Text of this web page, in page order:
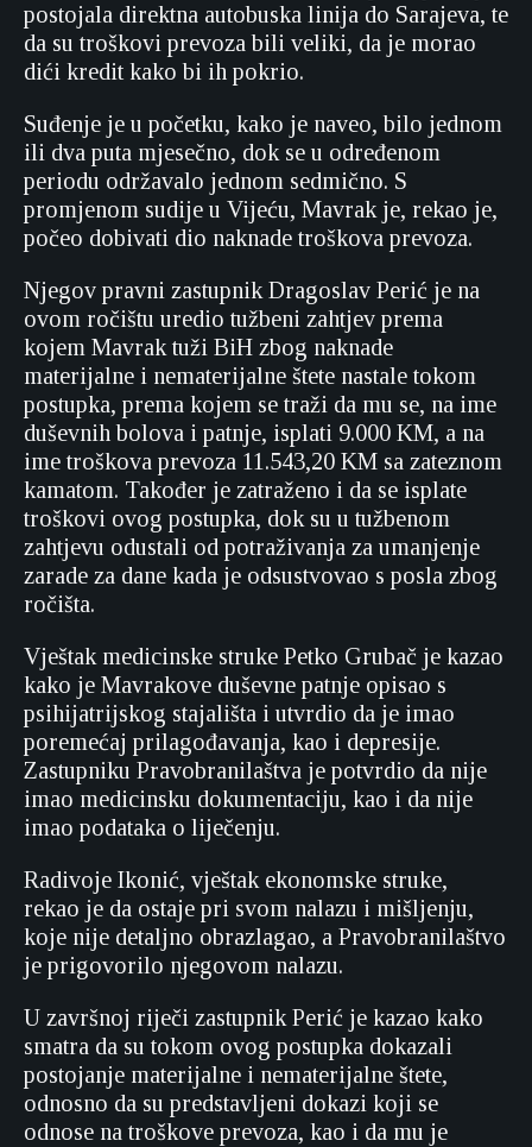
postojala direktna autobuska linija do Sarajeva, te
da su troškovi prevoza bili veliki, da je morao
dići kredit kako bi ih pokrio.
Suđenje je u početku, kako je naveo, bilo jednom
ili dva puta mjesečno, dok se u određenom
periodu održavalo jednom sedmično. S
promjenom sudije u Vijeću, Mavrak je, rekao je,
počeo dobivati dio naknade troškova prevoza.
Njegov pravni zastupnik Dragoslav Perić je na
ovom ročištu uredio tužbeni zahtjev prema
kojem Mavrak tuži BiH zbog naknade
materijalne i nematerijalne štete nastale tokom
postupka, prema kojem se traži da mu se, na ime
duševnih bolova i patnje, isplati 9.000 KM, a na
ime troškova prevoza 11.543,20 KM sa zateznom
kamatom. Također je zatraženo i da se isplate
troškovi ovog postupka, dok su u tužbenom
zahtjevu odustali od potraživanja za umanjenje
zarade za dane kada je odsustvovao s posla zbog
ročišta.
Vještak medicinske struke Petko Grubač je kazao
kako je Mavrakove duševne patnje opisao s
psihijatrijskog stajališta i utvrdio da je imao
poremećaj prilagođavanja, kao i depresije.
Zastupniku Pravobranilaštva je potvrdio da nije
imao medicinsku dokumentaciju, kao i da nije
imao podataka o liječenju.
Radivoje Ikonić, vještak ekonomske struke,
rekao je da ostaje pri svom nalazu i mišljenju,
koje nije detaljno obrazlagao, a Pravobranilaštvo
je prigovorilo njegovom nalazu.
U završnoj riječi zastupnik Perić je kazao kako
smatra da su tokom ovog postupka dokazali
postojanje materijalne i nematerijalne štete,
odnosno da su predstavljeni dokazi koji se
odnose na troškove prevoza, kao i da mu je